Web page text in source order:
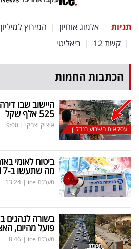
באייס
עקבו
אחרינו:
תגיות אלמוג אוחיון | המירוץ למיליון
| קשת 12 | ריאליטי
הכתבות החמות
עסקאות השבוע בנדל"ן
היישוב שבו
525 אלף שקל
איציק יצחקי |
9:00
ביטוח לאומי
מה שתעשו ב-17 באוגוסט
מערכת ice |
13:24
בשורה לנהגים
פועל מהיום,
מערכת ice |
8:46